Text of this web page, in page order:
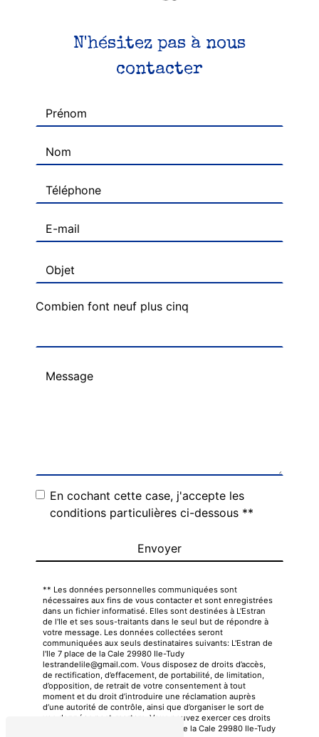
N'hésitez pas à nous
contacter
Combien font neuf plus cinq
En cochant cette case, j'accepte les
conditions particulières ci-dessous **
Envoyer
** Les données personnelles communiquées sont
nécessaires aux fins de vous contacter et sont enregistrées
dans un fichier informatisé. Elles sont destinées à L'Estran
de l'Ile et ses sous-traitants dans le seul but de répondre à
votre message. Les données collectées seront
communiquées aux seuls destinataires suivants: L'Estran de
l'Ile 7 place de la Cale 29980 Ile-Tudy
lestrandelile@gmail.com. Vous disposez de droits d’accès,
de rectification, d’effacement, de portabilité, de limitation,
d’opposition, de retrait de votre consentement à tout
moment et du droit d’introduire une réclamation auprès
d’une autorité de contrôle, ainsi que d’organiser le sort de
vos données post-mortem. Vous pouvez exercer ces droits
par voie postale à l'adresse 7 place de la Cale 29980 Ile-Tudy